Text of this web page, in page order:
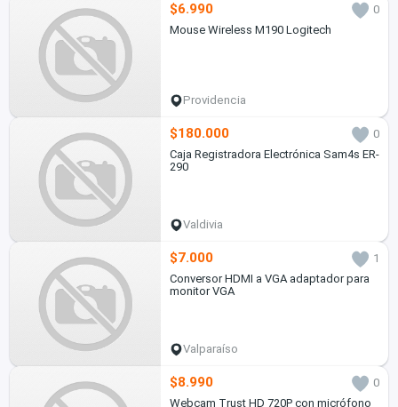
$6.990
0
Mouse Wireless M190 Logitech
Providencia
$180.000
0
Caja Registradora Electrónica Sam4s ER-
290
Valdivia
$7.000
1
Conversor HDMI a VGA adaptador para
monitor VGA
Valparaíso
$8.990
0
Webcam Trust HD 720P con micrófono